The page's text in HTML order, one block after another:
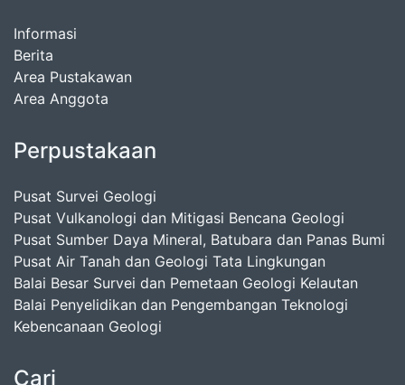
Informasi
Berita
Area Pustakawan
Area Anggota
Perpustakaan
Pusat Survei Geologi
Pusat Vulkanologi dan Mitigasi Bencana Geologi
Pusat Sumber Daya Mineral, Batubara dan Panas Bumi
Pusat Air Tanah dan Geologi Tata Lingkungan
Balai Besar Survei dan Pemetaan Geologi Kelautan
Balai Penyelidikan dan Pengembangan Teknologi
Kebencanaan Geologi
Cari